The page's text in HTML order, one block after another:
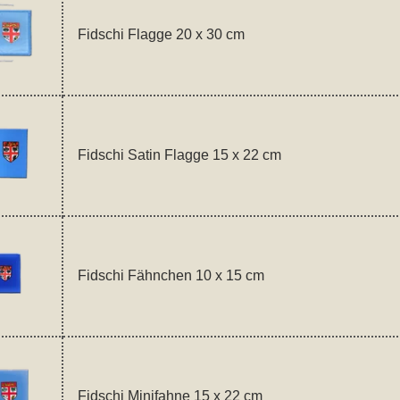
Fidschi Flagge 20 x 30 cm
Fidschi Satin Flagge 15 x 22 cm
Fidschi Fähnchen 10 x 15 cm
Fidschi Minifahne 15 x 22 cm